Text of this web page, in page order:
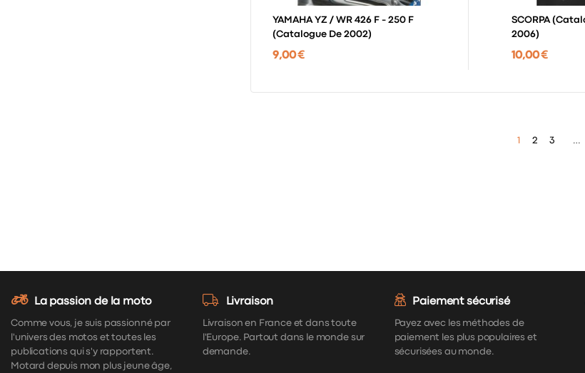
YAMAHA YZ / WR 426 F - 250 F
(catalogue De 2002)
9,00 €
SCORPA (catalogue De La Gamme
2006)
10,00 €
1 2 3 …
La passion de la moto
Comme vous, je suis passionné par
l'univers des motos et toutes les
publications qui s'y rapportent.
Motard depuis mon plus jeune âge,
Livraison
Livraison en France et dans toute
l'Europe. Partout dans le monde sur
demande.
Paiement sécurisé
Payez avec les méthodes de
paiement les plus populaires et
sécurisées au monde.